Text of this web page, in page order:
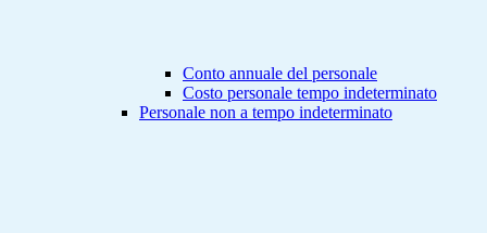
Conto annuale del personale
Costo personale tempo indeterminato
Personale non a tempo indeterminato